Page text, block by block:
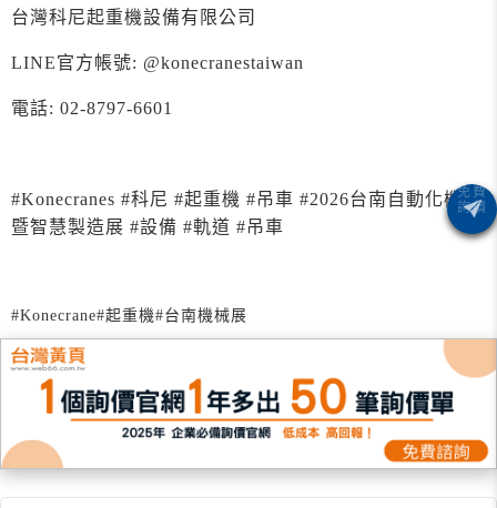
台灣科尼起重機設備有限公司
LINE官方帳號: @konecranestaiwan
電話: 02-8797-6601
#Konecranes #科尼 #起重機 #吊車 #2026台南自動化機械
暨智慧製造展 #設備 #軌道 #吊車
#Konecrane#起重機#台南機械展